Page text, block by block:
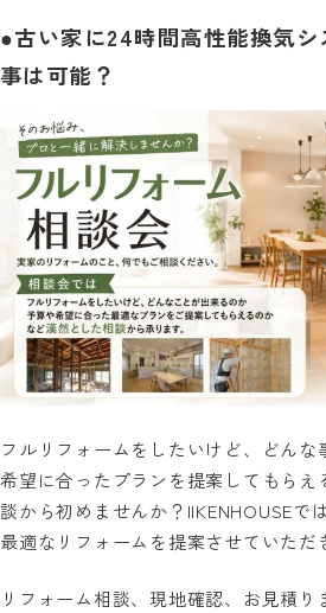
●古い家に24時間高性能換気シ
事は可能？
フルリフォームをしたいけど、どん
希望に合ったプランを提案してもらえ
談から初めませんか？IIKENHOUSEで
最適なリフォームを提案させていただ
リフォーム相談、現地確認、お見積り